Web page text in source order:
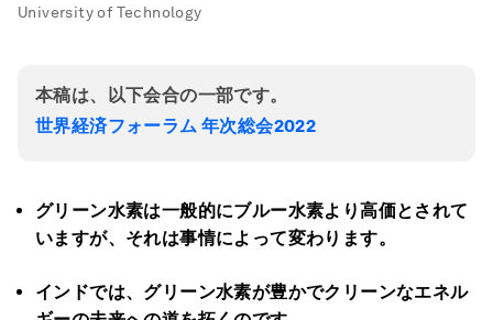
University of Technology
本稿は、以下会合の一部です。
世界経済フォーラム 年次総会2022
グリーン水素は一般的にブルー水素より高価とされて
いますが、それは事情によって変わります。
インドでは、グリーン水素が豊かでクリーンなエネル